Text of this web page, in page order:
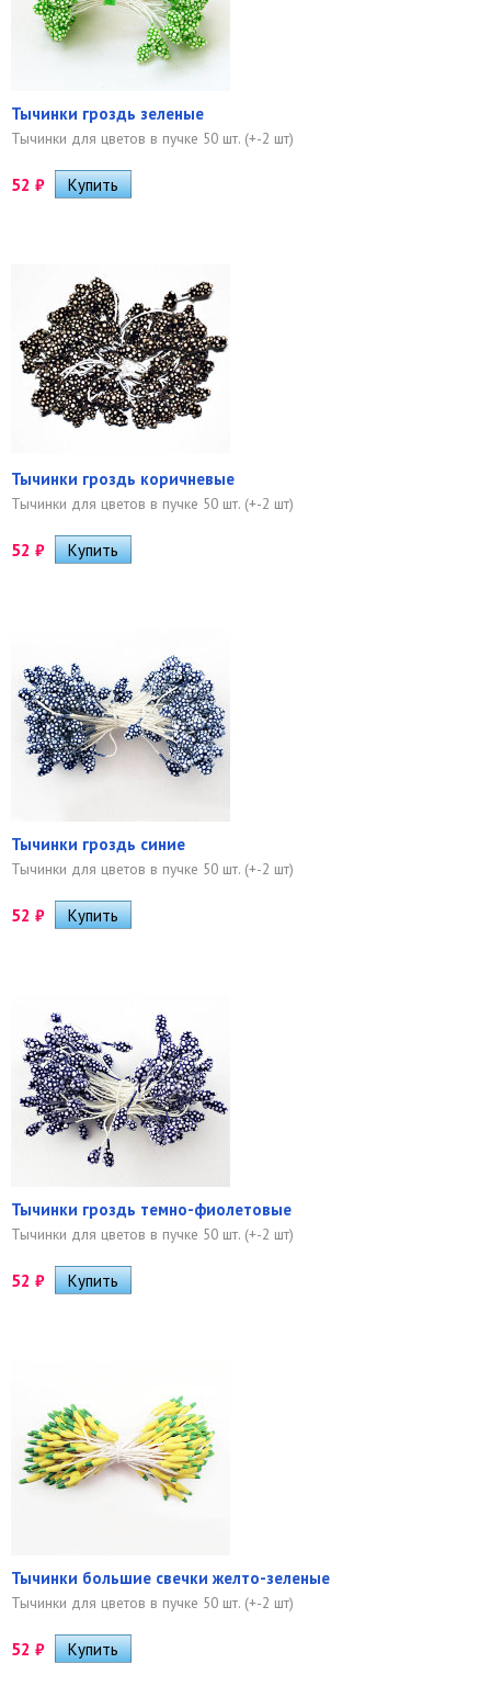
Тычинки гроздь зеленые
Тычинки для цветов в пучке 50 шт. (+-2 шт)
52 ₽
Тычинки гроздь коричневые
Тычинки для цветов в пучке 50 шт. (+-2 шт)
52 ₽
Тычинки гроздь синие
Тычинки для цветов в пучке 50 шт. (+-2 шт)
52 ₽
Тычинки гроздь темно-фиолетовые
Тычинки для цветов в пучке 50 шт. (+-2 шт)
52 ₽
Тычинки большие свечки желто-зеленые
Тычинки для цветов в пучке 50 шт. (+-2 шт)
52 ₽